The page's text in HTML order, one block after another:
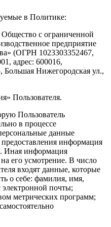
в Политике:
с ограниченной
предприятие
(ОГРН 1023303352467,
адрес: 600016,
Большая Нижегородская ул.,
Пользователя.
Пользователь
в процессе
данные
предоставления информация
Иная информация
его усмотрение. В число
входят данные, которые
о себе: фамилия, имя,
электронной почты;
метрических программ;